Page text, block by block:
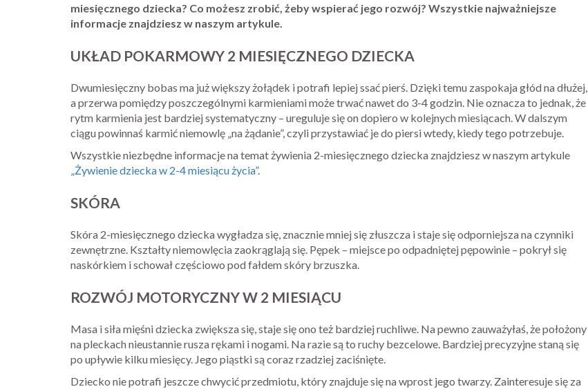
miesięcznego dziecka? Co możesz zrobić, żeby wspierać jego rozwój? Wszystkie najważniejsze
informacje znajdziesz w naszym artykule.
UKŁAD POKARMOWY 2 MIESIĘCZNEGO DZIECKA
Dwumiesięczny bobas ma już większy żołądek i potrafi lepiej ssać pierś. Dzięki temu zaspokaja głód na dłużej,
a przerwa pomiędzy poszczególnymi karmieniami może trwać nawet do 3-4 godzin. Nie oznacza to jednak, że
rytm karmienia jest bardziej systematyczny – ureguluje się on dopiero w kolejnych miesiącach. W dalszym
ciągu powinnaś karmić niemowlę „na żądanie”, czyli przystawiać je do piersi wtedy, kiedy tego potrzebuje.
Wszystkie niezbędne informacje na temat żywienia 2-miesięcznego dziecka znajdziesz w naszym artykule
„Żywienie dziecka w 2-4 miesiącu życia”.
SKÓRA
Skóra 2-miesięcznego dziecka wygładza się, znacznie mniej się złuszcza i staje się odporniejsza na czynniki
zewnętrzne. Kształty niemowlęcia zaokrąglają się. Pępek – miejsce po odpadniętej pępowinie – pokrył się
naskórkiem i schował częściowo pod fałdem skóry brzuszka.
ROZWÓJ MOTORYCZNY W 2 MIESIĄCU
Masa i siła mięśni dziecka zwiększa się, staje się ono też bardziej ruchliwe. Na pewno zauważyłaś, że położony
na pleckach nieustannie rusza rękami i nogami. Na razie są to ruchy bezcelowe. Bardziej precyzyjne staną się
po upływie kilku miesięcy. Jego piąstki są coraz rzadziej zaciśnięte.
Dziecko nie potrafi jeszcze chwycić przedmiotu, który znajduje się na wprost jego twarzy. Zainteresuje się za